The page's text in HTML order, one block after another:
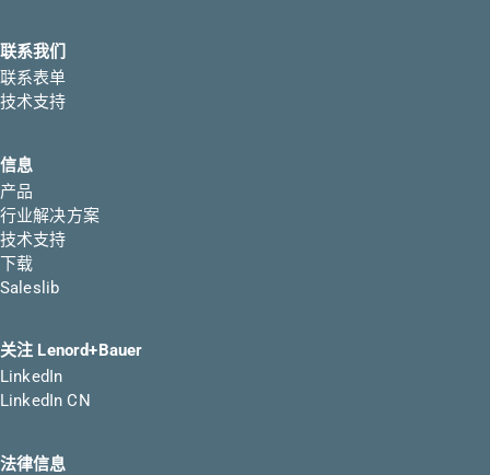
联系我们
联系表单
技术支持
信息
产品
行业解决方案
技术支持
下载
Saleslib
关注 Lenord+Bauer
LinkedIn
LinkedIn CN
法律信息